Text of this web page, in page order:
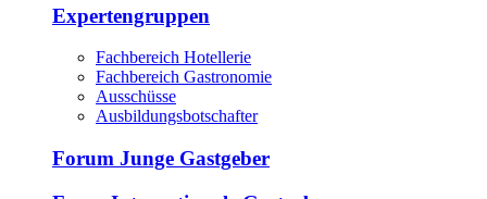
Expertengruppen
Fachbereich Hotellerie
Fachbereich Gastronomie
Ausschüsse
Ausbildungsbotschafter
Forum Junge Gastgeber